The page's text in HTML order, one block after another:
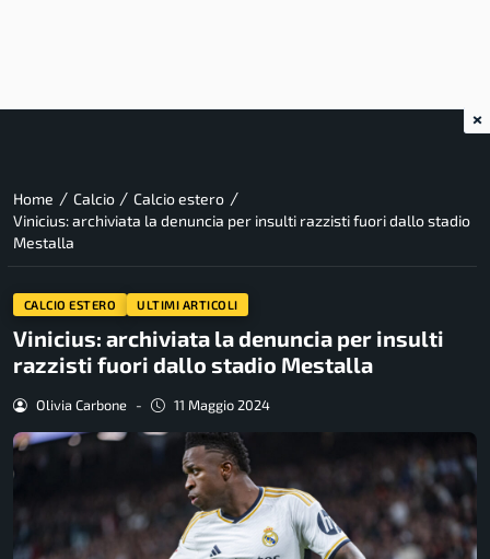
Home / Calcio / Calcio estero /
Vinicius: archiviata la denuncia per insulti razzisti fuori dallo stadio
Mestalla
CALCIO ESTERO ULTIMI ARTICOLI
Vinicius: archiviata la denuncia per insulti
razzisti fuori dallo stadio Mestalla
Olivia Carbone - 11 Maggio 2024
×